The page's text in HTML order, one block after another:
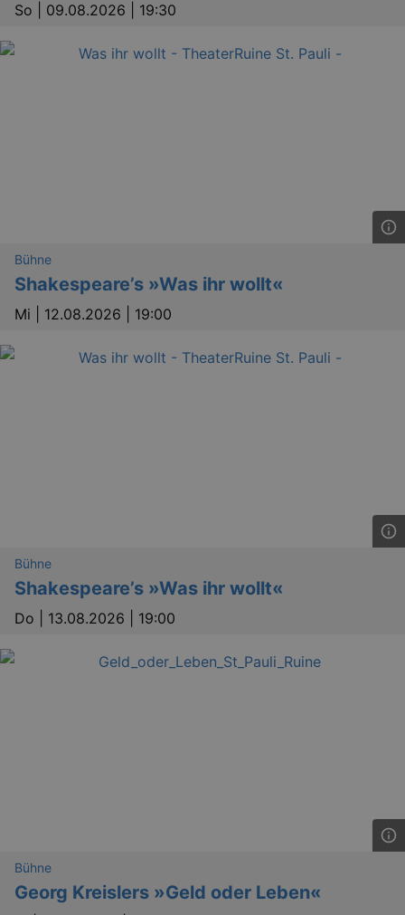
So | 09.08.2026 | 19:30
Bühne
Shakespeare’s »Was ihr wollt«
Mi | 12.08.2026 | 19:00
Bühne
Shakespeare’s »Was ihr wollt«
Do | 13.08.2026 | 19:00
Bühne
Georg Kreislers »Geld oder Leben«